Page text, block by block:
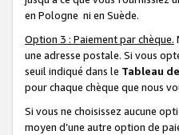
en Pologne ni en Suède.
Option 3 : Paiement par chèque.
une adresse postale. Si vous
seuil indiqué dans le Tableau
pour chaque chèque que nous
Si vous ne choisissez aucune
moyen d’une autre option de